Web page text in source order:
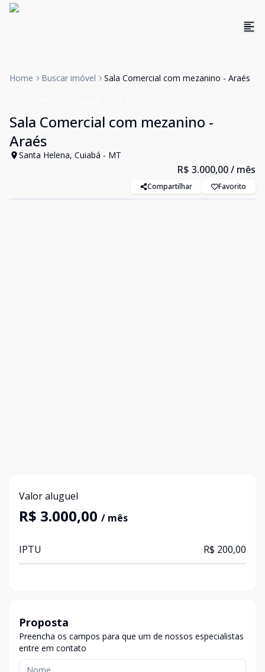
Home Buscar imóvel Sala Comercial com mezanino - Araés
Sala Comercial com mezanino -
Araés
Santa Helena, Cuiabá - MT
R$ 3.000,00/ mês
Compartilhar Favorito
Valor aluguel
R$ 3.000,00 / mês
IPTU R$ 200,00
Proposta
Preencha os campos para que um de nossos especialistas
entre em contato